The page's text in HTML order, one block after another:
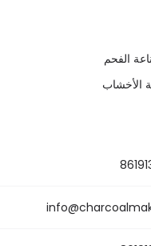
الفحم
الأخشاب